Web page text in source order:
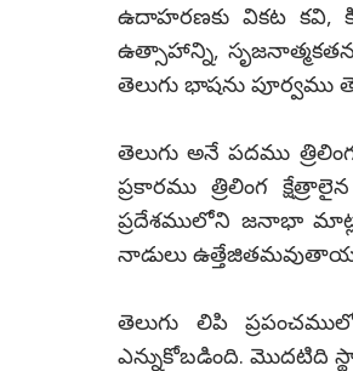
ఉదాహరణకు వికట కవి,
ఉత్సాహాన్ని,
తెలుగు భాషను పూర్వము
తెలుగు అనే పదము
ప్రకారము త్రిలింగ
ప్రదేశములోని జనాభా
నాడులు
తెలుగు లిపి
ఎన్నుకోబడింది. మొదటిది